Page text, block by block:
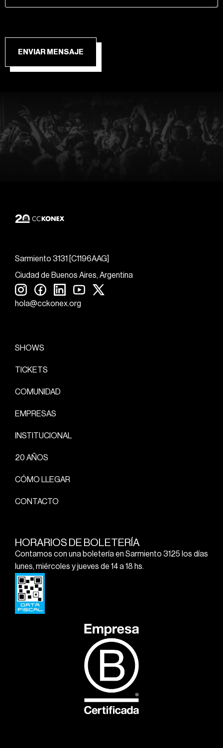
ENVIAR MENSAJE
Sarmiento 3131 [C1196AAG]
Ciudad de Buenos Aires, Argentina
hola@cckonex.org
SHOWS
TICKETS
COMUNIDAD
EMPRESAS
INSTITUCIONAL
20 AÑOS
CÓMO LLEGAR
CONTACTO
HORARIOS DE BOLETERÍA
Contamos con una boletería en Sarmiento 3125 los días
lunes, miércoles y jueves de 14 a 18 hs.